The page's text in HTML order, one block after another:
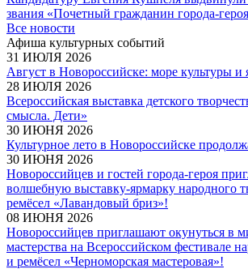
звания «Почетный гражданин города-
Все новости
Афиша культурных событий
31 ИЮЛЯ 2026
Август в Новороссийске: море культуры и
28 ИЮЛЯ 2026
Всероссийская выставка детского
смысла. Дети»
30 ИЮНЯ 2026
Культурное лето в Новороссийске
30 ИЮНЯ 2026
Новороссийцев и гостей города-героя
волшебную выставку-ярмарку народного
ремёсел «Лавандовый бриз»!
08 ИЮНЯ 2026
Новороссийцев приглашают окунуться в
мастерства на Всероссийском фестивале
и ремёсел «Черноморская мастеровая»!